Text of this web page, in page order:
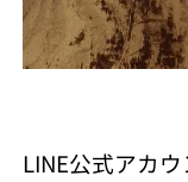
LINE公式アカ